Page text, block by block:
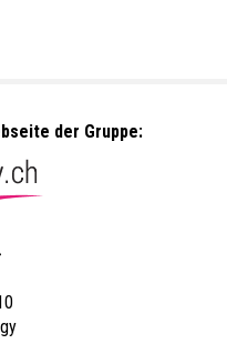
der Gruppe: